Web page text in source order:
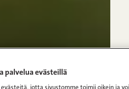
palvelua evästeillä
evästeitä, jotta sivustomme toimii oikein ja